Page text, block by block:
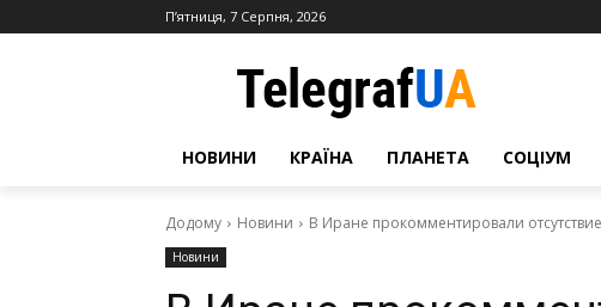
П’ятниця, 7 Серпня, 2026
НОВИНИ КРАЇНА ПЛАНЕТА СОЦІУМ
Додому Новини В Иране прокомментировали
Новини